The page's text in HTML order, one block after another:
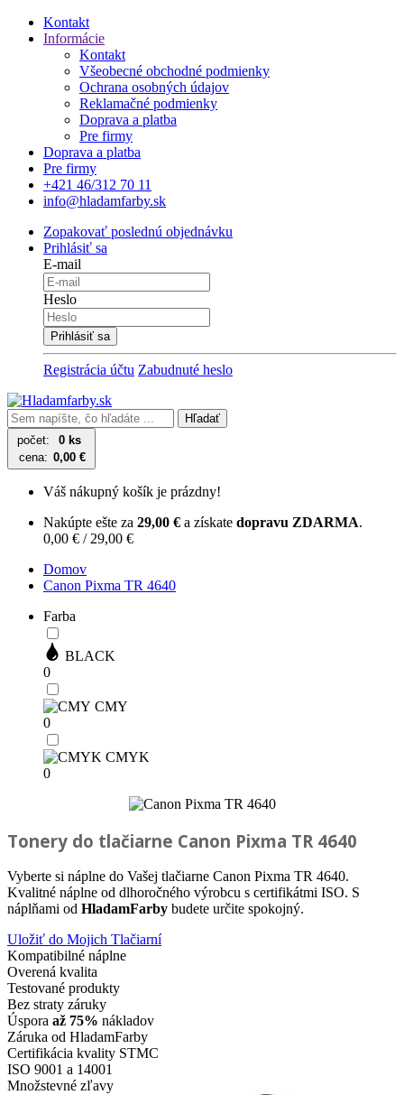
Kontakt
Informácie
Kontakt
Všeobecné obchodné podmienky
Ochrana osobných údajov
Reklamačné podmienky
Doprava a platba
Pre firmy
Doprava a platba
Pre firmy
+421 46/312 70 11
info@hladamfarby.sk
Zopakovať poslednú objednávku
Prihlásiť sa
E-mail
Heslo
Registrácia účtu Zabudnuté heslo
Hľadať
počet:
0 ks
cena: 0,00 €
Váš nákupný košík je prázdny!
Nakúpte ešte za 29,00 € a získate dopravu ZDARMA.
0,00 € / 29,00 €
Domov
Canon Pixma TR 4640
Farba
BLACK
0
CMY
0
CMYK
0
Tonery do tlačiarne Canon Pixma TR 4640
Vyberte si náplne do Vašej tlačiarne Canon Pixma TR 4640.
Kvalitné náplne od dlhoročného výrobcu s certifikátmi ISO. S
náplňami od HladamFarby budete určite spokojný.
Uložiť do Mojich Tlačiarní
Kompatibilné náplne
Overená kvalita
Testované produkty
Bez straty záruky
Úspora až 75% nákladov
Záruka od HladamFarby
Certifikácia kvality STMC
ISO 9001 a 14001
Množstevné zľavy